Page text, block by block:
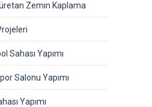
Zemin Kaplama
Sahası Yapımı
Salonu Yapımı
Yapımı